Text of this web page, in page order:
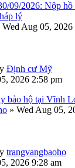
09/2026: Nộp
lý
Wed Aug 05, 2026
Định cư Mỹ
2026 2:58 pm
bảo hộ tại Vĩnh
» Wed Aug 05,
trangvangbaoho
2026 9:28 am